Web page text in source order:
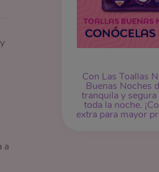
Con Las Toallas
Buenas Noches
tranquila y
toda la noche.
extra para mayor
a